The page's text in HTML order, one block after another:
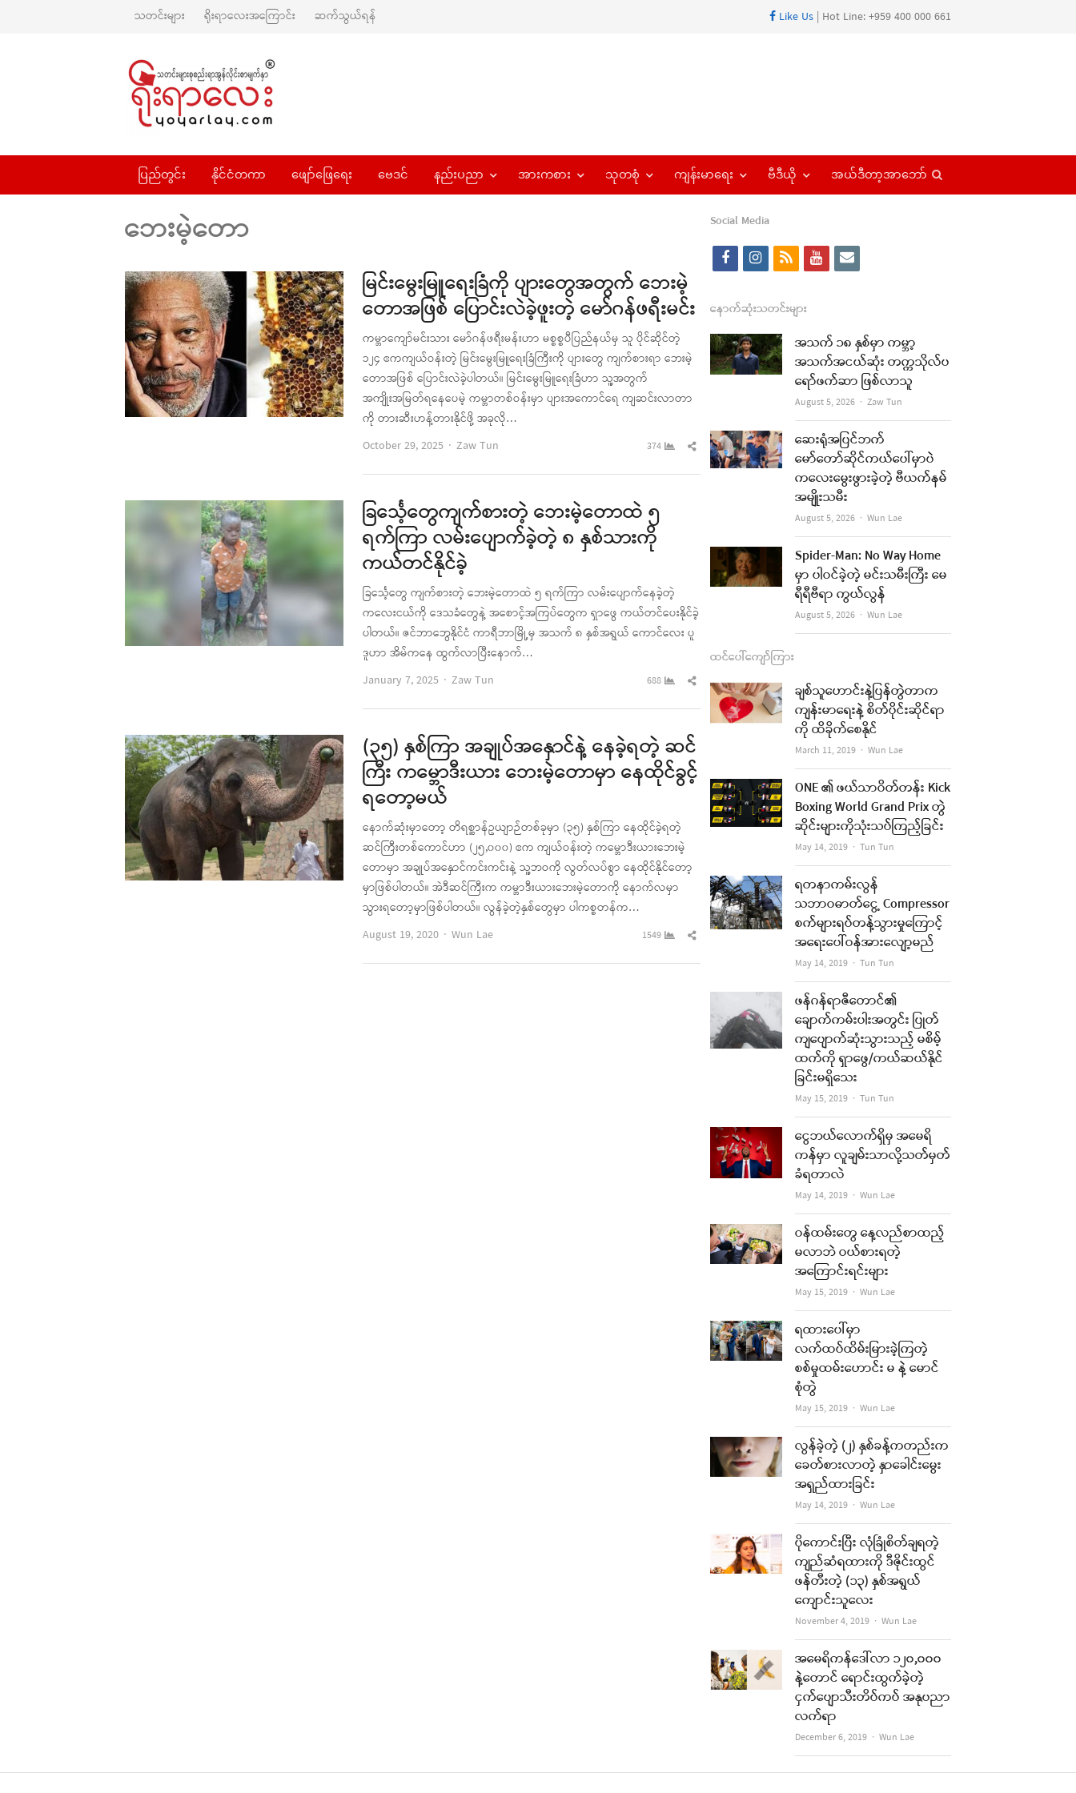
သတင်းများ ရိုးရာလေးအကြောင်း ဆက်သွယ်ရန် Like Us | Hot Line: +959 400 000 661
ပြည်တွင်း နိုင်ငံတကာ ဖျော်ဖြေရေး ဗေဒင် နည်းပညာ အားကစား သုတစုံ ကျန်းမာရေး ဗီဒီယို အယ်ဒီတာ့အာဘော်
ဘေးမဲ့တော
မြင်းမွေးမြူရေးခြံကို ပျားတွေအတွက် ဘေးမဲ့
တောအဖြစ် ပြောင်းလဲခဲ့ဖူးတဲ့ မော်ဂန်ဖရီးမင်း
ကမ္ဘာကျော်မင်းသား မော်ဂန်ဖရီးမန်းဟာ မစ္စစ္စပီပြည်နယ်မှ သူ ပိုင်ဆိုင်တဲ့
၁၂၄ ဧကကျယ်ဝန်းတဲ့ မြင်းမွေးမြူရေးခြံကြီးကို ပျားတွေ ကျက်စားရာ ဘေးမဲ့
တောအဖြစ် ပြောင်းလဲခဲ့ပါတယ်။ မြင်းမွေးမြူရေးခြံဟာ သူ့အတွက်
အကျိုးအမြတ်ရနေပေမဲ့ ကမ္ဘာတစ်ဝန်းမှာ ပျားအကောင်ရေ ကျဆင်းလာတာ
ကို တားဆီးဟန့်တားနိုင်ဖို့ အခုလို…
October 29, 2025
Author
Zaw Tun 374
Share
this
post
ခြင်္သေ့တွေကျက်စားတဲ့ ဘေးမဲ့တောထဲ ၅
ရက်ကြာ လမ်းပျောက်ခဲ့တဲ့ ၈ နှစ်သားကို
ကယ်တင်နိုင်ခဲ့
ခြင်္သေ့တွေ ကျက်စားတဲ့ ဘေးမဲ့တောထဲ ၅ ရက်ကြာ လမ်းပျောက်နေခဲ့တဲ့
ကလေးငယ်ကို ဒေသခံတွေနဲ့ အစောင့်အကြပ်တွေက ရှာဖွေ ကယ်တင်ပေးနိုင်ခဲ့
ပါတယ်။ ဇင်ဘာဘွေနိုင်ငံ ကာရီဘာမြို့မှ အသက် ၈ နှစ်အရွယ် ကောင်လေး ပူ
ဒူဟာ အိမ်ကနေ ထွက်လာပြီးနောက်…
January 7, 2025
Author
Zaw Tun 688
Share
this
post
(၃၅) နှစ်ကြာ အချုပ်အနှောင်နဲ့ နေခဲ့ရတဲ့ ဆင်
ကြီး ကမ္ဘောဒီးယား ဘေးမဲ့တောမှာ နေထိုင်ခွင့်
ရတော့မယ်
နောက်ဆုံးမှာတော့ တိရစ္ဆာန်ဥယျာဉ်တစ်ခုမှာ (၃၅) နှစ်ကြာ နေထိုင်ခဲ့ရတဲ့
ဆင်ကြီးတစ်ကောင်ဟာ (၂၅,၀၀၀) ဧက ကျယ်ဝန်းတဲ့ ကမ္ဘောဒီးယားဘေးမဲ့
တောမှာ အချုပ်အနှောင်ကင်းကင်းနဲ့ သူ့ဘဝကို လွတ်လပ်စွာ နေထိုင်နိုင်တော့
မှာဖြစ်ပါတယ်။ အဲဒီဆင်ကြီးက ကမ္ဘာဒီးယားဘေးမဲ့တောကို နောက်လမှာ
သွားရတော့မှာဖြစ်ပါတယ်။ လွန်ခဲ့တဲ့နှစ်တွေမှာ ပါကစ္စတန်က…
August 19, 2020
Author
Wun Lae 1549
Share
post
Social Media
f
c
e
b
k
i
s
t
a
a
m
r
s
y
t
u
b
e
e
l
နောက်ဆုံးသတင်းများ
အသက် ၁၈ နှစ်မှာ ကမ္ဘာ့
အသက်အငယ်ဆုံး တက္ကသိုလ်ပ
ရော်ဖက်ဆာ ဖြစ်လာသူ
August 5, 2026 Author
Zaw Tun
ဆေးရုံအပြင်ဘက်
မော်တော်ဆိုင်ကယ်ပေါ်မှာပဲ
ကလေးမွေးဖွားခဲ့တဲ့ ဗီယက်နမ်
အမျိုးသမီး
August 5, 2026 Author
Wun Lae
Spider-Man: No Way Home
မှာ ပါဝင်ခဲ့တဲ့ မင်းသမီးကြီး မေ
ရီရီဗီရာ ကွယ်လွန်
August 5, 2026 Author
Wun Lae
ထင်ပေါ်ကျော်ကြား
ချစ်သူဟောင်းနဲ့ပြန်တွဲတာက
ကျန်းမာရေးနဲ့ စိတ်ပိုင်းဆိုင်ရာ
ကို ထိခိုက်စေနိုင်
March 11, 2019 Author
Wun Lae
ONE ၏ ဖယ်သာဝိတ်တန်း Kick
Boxing World Grand Prix တွဲ
ဆိုင်းများကိုသုံးသပ်ကြည့်ခြင်း
May 14, 2019 Author
Tun Tun
ရတနာကမ်းလွန်
သဘာဝဓာတ်ငွေ့ Compressor
စက်များရပ်တန့်သွားမှုကြောင့်
အရေးပေါ်ဝန်အားလျော့မည်
May 14, 2019 Author
Tun Tun
ဖန်ဂန်ရာဇီတောင်၏
ချောက်ကမ်းပါးအတွင်း ပြုတ်
ကျပျောက်ဆုံးသွားသည့် မစိမ့်
ထက်ကို ရှာဖွေ/ကယ်ဆယ်နိုင်
ခြင်းမရှိသေး
May 15, 2019 Author
Tun Tun
ငွေဘယ်လောက်ရှိမှ အမေရိ
ကန်မှာ လူချမ်းသာလို့သတ်မှတ်
ခံရတာလဲ
May 14, 2019 Author
Wun Lae
ဝန်ထမ်းတွေ နေ့လည်စာထည့်
မလာဘဲ ဝယ်စားရတဲ့
အကြောင်းရင်းများ
May 15, 2019 Author
Wun Lae
ရထားပေါ်မှာ
လက်ထပ်ထိမ်းမြားခဲ့ကြတဲ့
စစ်မှုထမ်းဟောင်း မ နဲ့ မောင်
စုံတွဲ
May 15, 2019 Author
Wun Lae
လွန်ခဲ့တဲ့ (၂) နှစ်ခန့်ကတည်းက
ခေတ်စားလာတဲ့ နှာခေါင်းမွေး
အရှည်ထားခြင်း
May 14, 2019 Author
Wun Lae
ပိုကောင်းပြီး လုံခြုံစိတ်ချရတဲ့
ကျည်ဆံရထားကို ဒီဇိုင်းထွင်
ဖန်တီးတဲ့ (၁၃) နှစ်အရွယ်
ကျောင်းသူလေး
November 4, 2019 Author
Wun Lae
အမေရိကန်ဒေါ်လာ ၁၂၀,၀၀၀
နဲ့တောင် ရောင်းထွက်ခဲ့တဲ့
ငှက်ပျောသီးတိပ်ကပ် အနုပညာ
လက်ရာ
December 6, 2019 Author
Wun Lae